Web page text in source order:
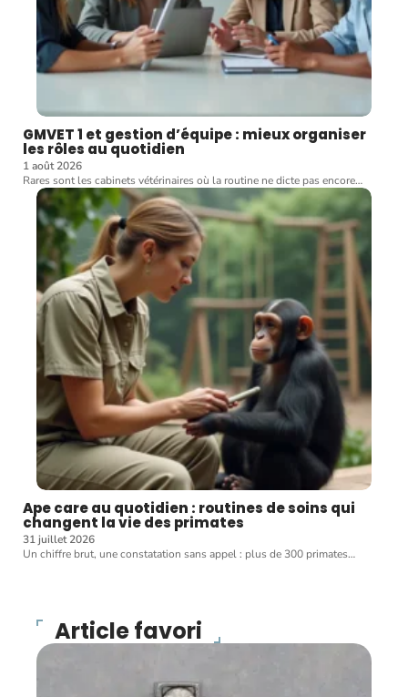
GMVET 1 et gestion d’équipe : mieux organiser
les rôles au quotidien
1 août 2026
Rares sont les cabinets vétérinaires où la routine ne dicte pas encore…
Ape care au quotidien : routines de soins qui
changent la vie des primates
31 juillet 2026
Un chiffre brut, une constatation sans appel : plus de 300 primates…
Article favori